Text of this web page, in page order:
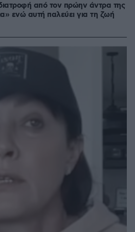
από τον πρώην άντρα της
ενώ αυτή παλεύει για τη ζωή